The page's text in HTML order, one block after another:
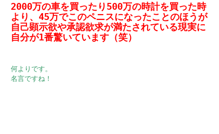
2000万の車を買ったり500万の時計を買った時
より、45万でこのペニスになったことのほうが
自己顕示欲や承認欲求が満たされている現実に
自分が1番驚いています（笑）
何よりです。
名言ですね！